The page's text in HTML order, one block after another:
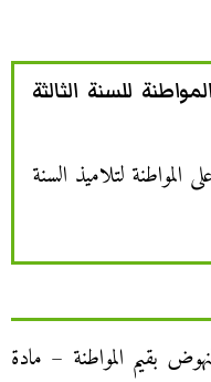
للسنة الثالثة
لتلاميذ السنة
بقيم المواطنة – مادة